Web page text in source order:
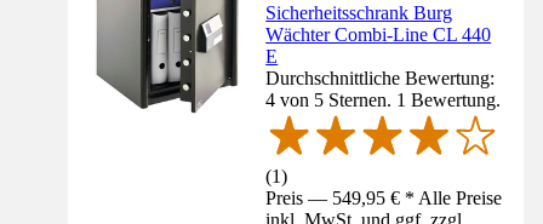
Sicherheitsschrank Burg
Wächter Combi-Line CL 440
E
Durchschnittliche Bewertung:
4 von 5 Sternen. 1 Bewertung.
(1)
Preis — 549,95 € * Alle Preise
inkl. MwSt. und ggf. zzgl.